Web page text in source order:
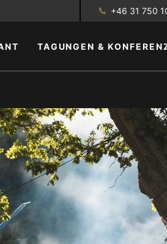
+46 31 750
TAGUNGEN &